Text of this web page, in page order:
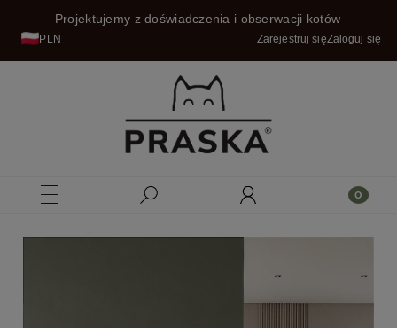
PLN
Projektujemy z doświadczenia i obserwacji kotów
Zarejestruj sięZaloguj się